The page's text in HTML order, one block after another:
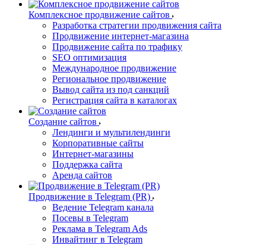
Комплексное продвижение сайтов
Разработка стратегии продвижения сайта
Продвижение интернет-магазина
Продвижение сайта по трафику
SEO оптимизация
Международное продвижение
Региональное продвижение
Вывод сайта из под санкций
Регистрация сайта в каталогах
Создание сайтов
Лендинги и мультилендинги
Корпоративные сайты
Интернет-магазины
Поддержка сайта
Аренда сайтов
Продвижение в Telegram (PR)
Ведение Telegram канала
Посевы в Telegram
Реклама в Telegram Ads
Инвайтинг в Telegram